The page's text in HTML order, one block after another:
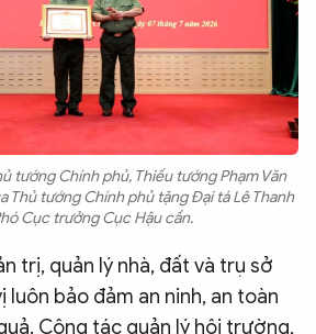
tướng Chính phủ, Thiếu tướng Phạm Văn
Thủ tướng Chính phủ tặng Đại tá Lê Thanh
Cục trưởng Cục Hậu cần.
trị, quản lý nhà, đất và trụ sở
luôn bảo đảm an ninh, an toàn
Công tác quản lý hội trường,